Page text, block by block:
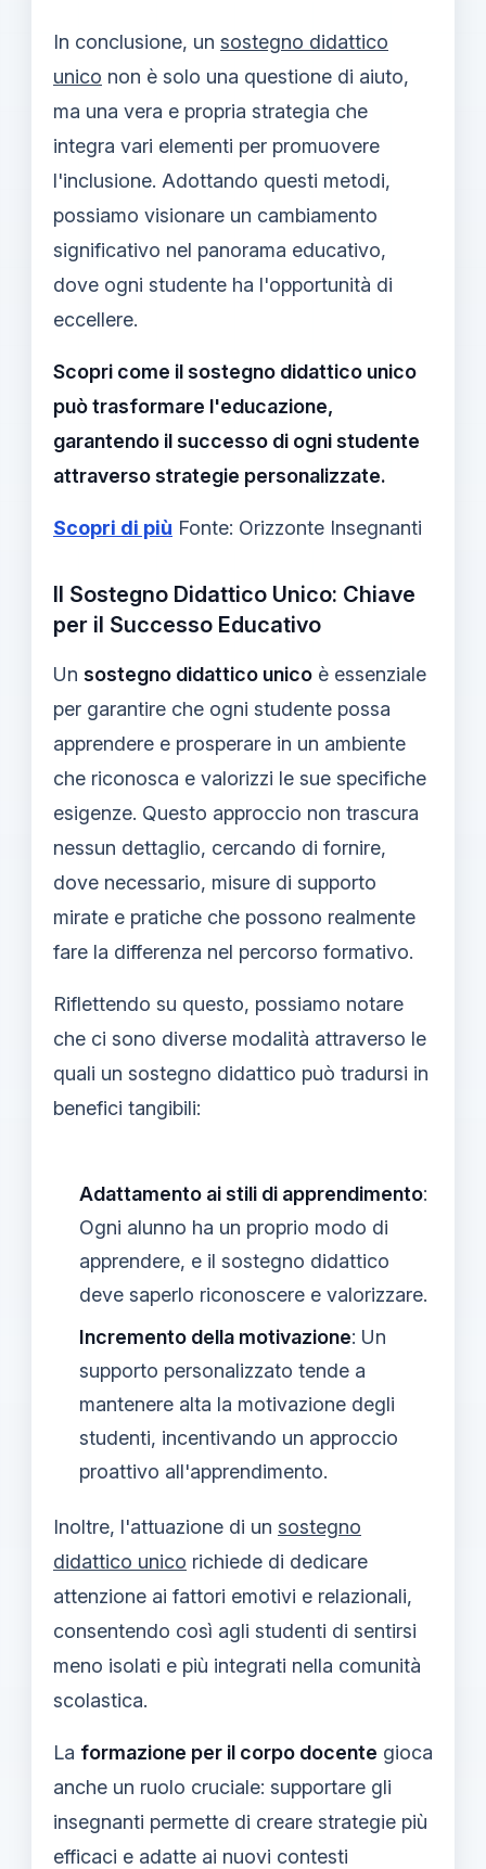
In conclusione, un sostegno didattico
unico non è solo una questione di aiuto,
ma una vera e propria strategia che
integra vari elementi per promuovere
l'inclusione. Adottando questi metodi,
possiamo visionare un cambiamento
significativo nel panorama educativo,
dove ogni studente ha l'opportunità di
eccellere.
Scopri come il sostegno didattico unico
può trasformare l'educazione,
garantendo il successo di ogni studente
attraverso strategie personalizzate.
Scopri di più Fonte: Orizzonte Insegnanti
Il Sostegno Didattico Unico: Chiave
per il Successo Educativo
Un sostegno didattico unico è essenziale
per garantire che ogni studente possa
apprendere e prosperare in un ambiente
che riconosca e valorizzi le sue specifiche
esigenze. Questo approccio non trascura
nessun dettaglio, cercando di fornire,
dove necessario, misure di supporto
mirate e pratiche che possono realmente
fare la differenza nel percorso formativo.
Riflettendo su questo, possiamo notare
che ci sono diverse modalità attraverso le
quali un sostegno didattico può tradursi in
benefici tangibili:
Adattamento ai stili di apprendimento:
Ogni alunno ha un proprio modo di
apprendere, e il sostegno didattico
deve saperlo riconoscere e valorizzare.
Incremento della motivazione: Un
supporto personalizzato tende a
mantenere alta la motivazione degli
studenti, incentivando un approccio
proattivo all'apprendimento.
Inoltre, l'attuazione di un sostegno
didattico unico richiede di dedicare
attenzione ai fattori emotivi e relazionali,
consentendo così agli studenti di sentirsi
meno isolati e più integrati nella comunità
scolastica.
La formazione per il corpo docente gioca
anche un ruolo cruciale: supportare gli
insegnanti permette di creare strategie più
efficaci e adatte ai nuovi contesti